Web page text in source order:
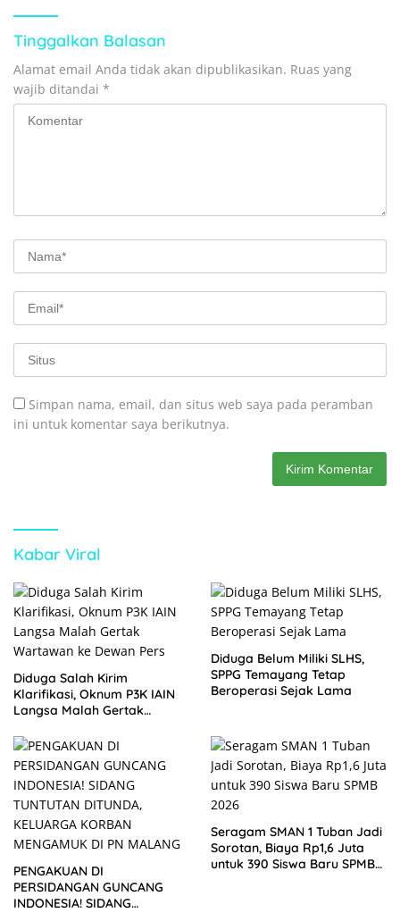
Tinggalkan Balasan
Alamat email Anda tidak akan dipublikasikan. Ruas yang
wajib ditandai *
Simpan nama, email, dan situs web saya pada peramban
ini untuk komentar saya berikutnya.
Kabar Viral
Diduga Salah Kirim
Klarifikasi, Oknum P3K IAIN
Langsa Malah Gertak
Diduga Belum Miliki SLHS,
SPPG Temayang Tetap
Beroperasi Sejak Lama
PENGAKUAN DI
PERSIDANGAN GUNCANG
INDONESIA! SIDANG
Seragam SMAN 1 Tuban Jadi
Sorotan, Biaya Rp1,6 Juta
untuk 390 Siswa Baru SPMB